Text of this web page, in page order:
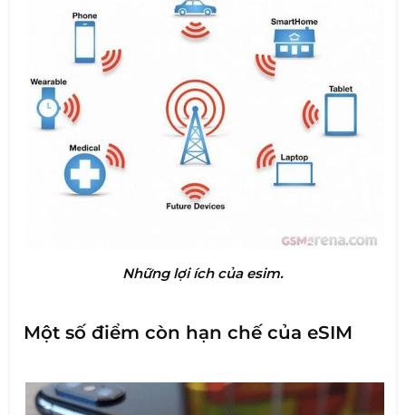
Những lợi ích của esim.
Một số điểm còn hạn chế của eSIM